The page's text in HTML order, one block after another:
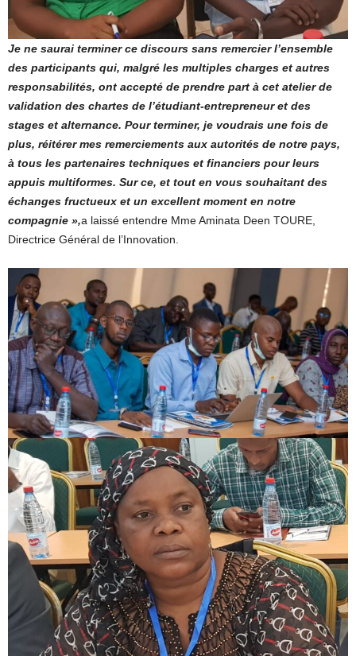
Je ne saurai terminer ce discours sans remercier l’ensemble
des participants qui, malgré les multiples charges et autres
responsabilités, ont accepté de prendre part à cet atelier de
validation des chartes de l’étudiant-entrepreneur et des
stages et alternance. Pour terminer, je voudrais une fois de
plus, réitérer mes remerciements aux autorités de notre pays,
à tous les partenaires techniques et financiers pour leurs
appuis multiformes. Sur ce, et tout en vous souhaitant des
échanges fructueux et un excellent moment en notre
compagnie »,a laissé entendre Mme Aminata Deen TOURE,
Directrice Général de l’Innovation.